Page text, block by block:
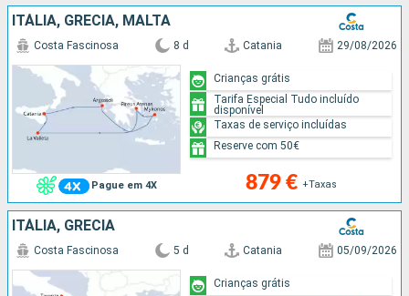
ITÁLIA, GRÉCIA, MALTA
Pague em 4X
Costa Fascinosa 8 d Catania 29/08/2026
879 € +Taxas
Crianças grátis
Tarifa Especial Tudo incluído
disponível
Taxas de serviço incluídas
Reserve com 50€
ITÁLIA, GRÉCIA
Costa Fascinosa 5 d Catania 05/09/2026
Crianças grátis